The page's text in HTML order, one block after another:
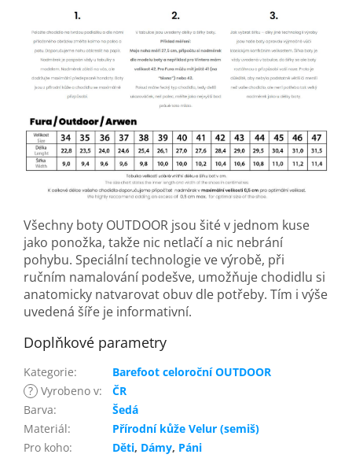
Všechny boty OUTDOOR jsou šité v jednom kuse
jako ponožka, takže nic netlačí a nic nebrání
pohybu. Speciální technologie ve výrobě, při
ručním namalování podešve, umožňuje chodidlu si
anatomicky natvarovat obuv dle potřeby. Tím i výše
uvedená šíře je informativní.
Doplňkové parametry
Kategorie:
Barefoot celoroční OUTDOOR
? Vyrobeno v:
ČR
Barva:
Šedá
Materiál:
Přírodní kůže Velur (semiš)
Pro koho: Děti, Dámy, Páni